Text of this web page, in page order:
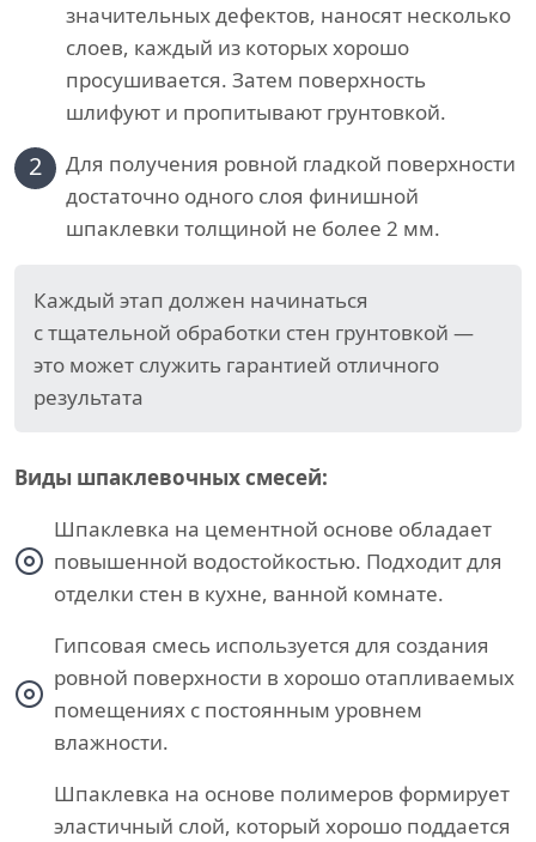
значительных дефектов, наносят несколько
слоев, каждый из которых хорошо
просушивается. Затем поверхность
шлифуют и пропитывают грунтовкой.
2
Для получения ровной гладкой поверхности
достаточно одного слоя финишной
шпаклевки толщиной не более 2 мм.
Каждый этап должен начинаться
с тщательной обработки стен грунтовкой —
это может служить гарантией отличного
результата
Виды шпаклевочных смесей:
Шпаклевка на цементной основе обладает
повышенной водостойкостью. Подходит для
отделки стен в кухне, ванной комнате.
Гипсовая смесь используется для создания
ровной поверхности в хорошо отапливаемых
помещениях с постоянным уровнем
влажности.
Шпаклевка на основе полимеров формирует
эластичный слой, который хорошо поддается